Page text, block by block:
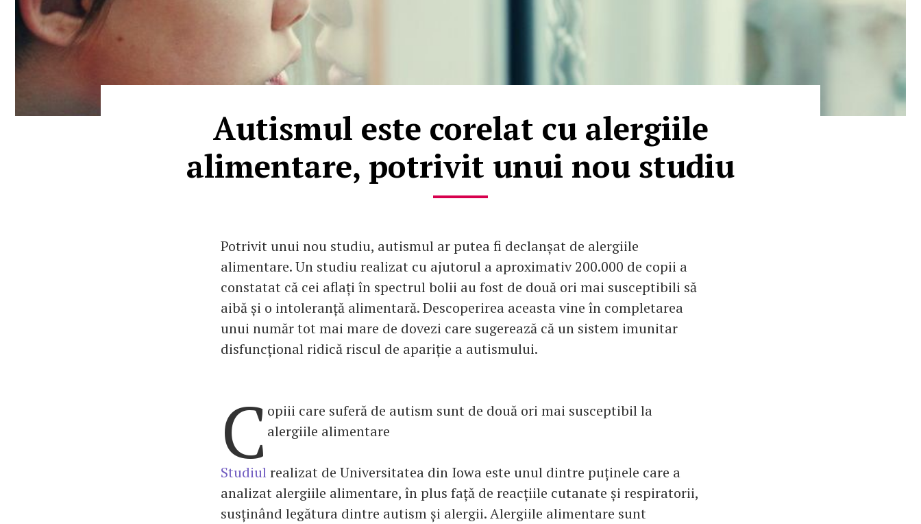
Autismul este corelat cu alergiile
alimentare, potrivit unui nou studiu
Potrivit unui nou studiu, autismul ar putea fi declanșat de alergiile
alimentare. Un studiu realizat cu ajutorul a aproximativ 200.000 de copii a
constatat că cei aflați în spectrul bolii au fost de două ori mai susceptibili să
aibă și o intoleranță alimentară. Descoperirea aceasta vine în completarea
unui număr tot mai mare de dovezi care sugerează că un sistem imunitar
disfuncțional ridică riscul de apariție a autismului.
C opiii care suferă de autism sunt de două ori mai susceptibil la
alergiile alimentare
Studiul realizat de Universitatea din Iowa este unul dintre puținele care a
analizat alergiile alimentare, în plus față de reacțiile cutanate și respiratorii,
susținând legătura dintre autism și alergii. Alergiile alimentare sunt